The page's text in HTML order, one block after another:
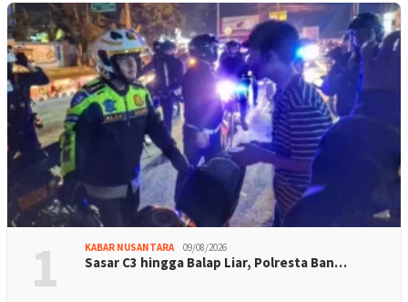
1 KABAR NUSANTARA 09/08/2026
Sasar C3 hingga Balap Liar, Polresta Ban…